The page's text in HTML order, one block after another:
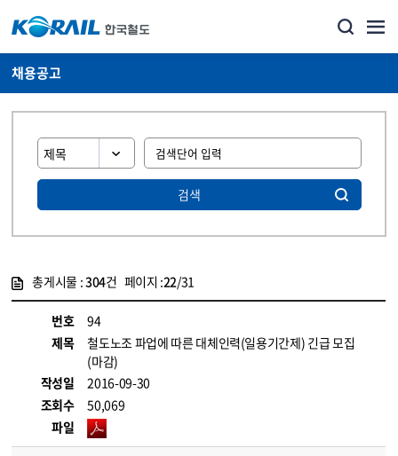
채용공고
검색
총게시물 :304건 페이지 :22/31
번호
94
제목
철도노조 파업에 따른 대체인력(일용기간제) 긴급 모집
(마감)
작성일
2016-09-30
조회수
50,069
파일